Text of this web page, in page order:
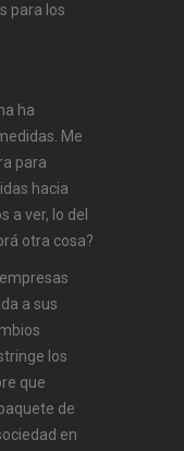
para los
ha
Me
para
hacia
a ver, lo del
otra cosa?
a sus
los
que
de
en